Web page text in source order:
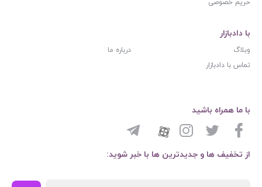
حریم خصوصی
با دادبازار
وبلاگ
درباره ما
تماس با دادبازار
از تخفیف ها و جدیدترین ها با خبر شوید:
با ما همراه باشید